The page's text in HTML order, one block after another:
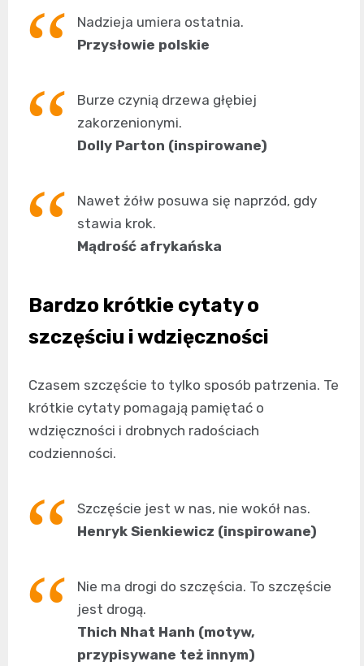
Nadzieja umiera ostatnia.
Przysłowie polskie
Burze czynią drzewa głębiej
zakorzenionymi.
Dolly Parton (inspirowane)
Nawet żółw posuwa się naprzód, gdy
stawia krok.
Mądrość afrykańska
Bardzo krótkie cytaty o
szczęściu i wdzięczności
Czasem szczęście to tylko sposób patrzenia. Te
krótkie cytaty pomagają pamiętać o
wdzięczności i drobnych radościach
codzienności.
Szczęście jest w nas, nie wokół nas.
Henryk Sienkiewicz (inspirowane)
Nie ma drogi do szczęścia. To szczęście
jest drogą.
Thich Nhat Hanh (motyw,
przypisywane też innym)